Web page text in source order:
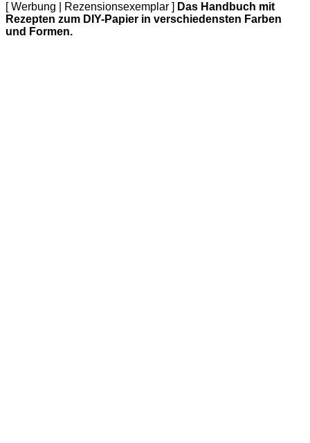
[ Werbung | Rezensionsexemplar ] Das Handbuch mit
Rezepten zum DIY-Papier in verschiedensten Farben
und Formen.